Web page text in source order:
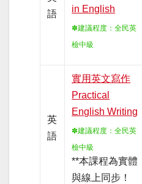
語
in English
✽建議程度 ：全民英
檢中級
英
語
實用英文寫作
Practical
English Writing
✽建議程度 ：全民英
檢中級
**本課程為實體
與線上同步！